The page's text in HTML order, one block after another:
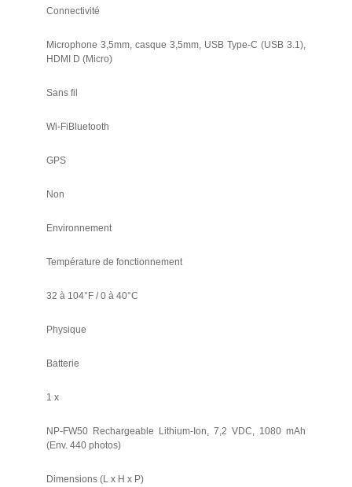
Connectivité
Microphone 3,5mm, casque 3,5mm, USB Type-C (USB 3.1),
HDMI D (Micro)
Sans fil
Wi-FiBluetooth
GPS
Non
Environnement
Température de fonctionnement
32 à 104°F / 0 à 40°C
Physique
Batterie
1 x
NP-FW50 Rechargeable Lithium-Ion, 7,2 VDC, 1080 mAh
(Env. 440 photos)
Dimensions (L x H x P)